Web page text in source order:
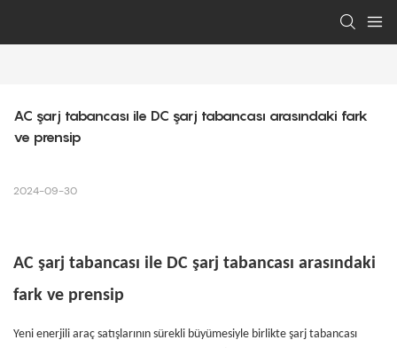
AC şarj tabancası ile DC şarj tabancası arasındaki fark
ve prensip
2024-09-30
AC şarj tabancası ile DC şarj tabancası arasındaki
fark ve prensip
Yeni enerjili araç satışlarının sürekli büyümesiyle birlikte şarj tabancası